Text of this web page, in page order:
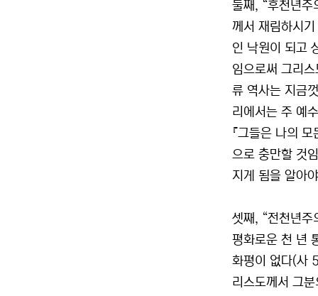
둘째, “후천년주
께서 재림하시
인 낙원이 되고
임으로써 그리
류 역사는 지금
리에서는 주 예
『그들은 나의
으로 충만할 것
지게 됨을 알아
셋째, “전천년주
평화로운 천 년
화평이 없다(사
리스도께서 그